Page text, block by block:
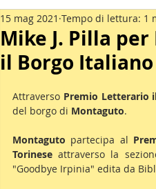
Romanzo Inedito Notizie
Mike J. Pilla
il Borgo Italiano
15 mag 2021 Tempo di lettura: 1
Attraverso Premio Letterario
del borgo di Montaguto.
Montaguto partecipa al
Torinese attraverso la
"Goodbye Irpinia" edita da